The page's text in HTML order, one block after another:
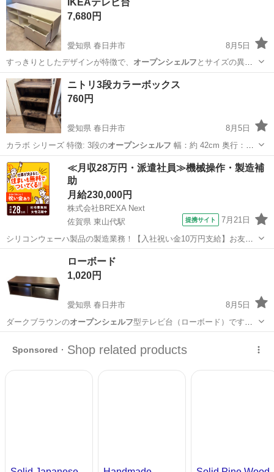
7,680円
愛知県 春日井市
8月5日
すっきりとしたデザインが特徴で、 オープンシェルフ とサイズの異な
る2つの引き出しが…
愛知 春日井市 収納家具
ニトリ3段カラーボックス
760円
愛知県 春日井市
8月5日
カラボ シリーズ 特徴: 3段のオープンシェルフ
…愛知 春日井市 収納家具
≪月収28万円・派遣社員≫機械操作・製造補
助
月給230,000円
株式会社BREXA Next
佐賀県 東山代駅
提携サイト 7月21日
シリコンウェーハ製品の製造業務！【入社祝い金10万円支給】お友達
やカップルとの応募OK◎年間休日129日＆休出なしでプライベート充
実♪業務はクリーンルームで快適作業◎自社正社員登用制度あり★1食
300円～の格安食堂あり！《佐...
東山代駅
ローボード
1,020円
愛知県 春日井市
8月5日
ダークブラウンのオープンシェルフ型テレビ台（ローボード）です。
…